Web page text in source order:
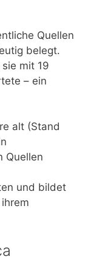
Quellen
belegt.
mit 19
– ein
alt (Stand
Quellen
und bildet